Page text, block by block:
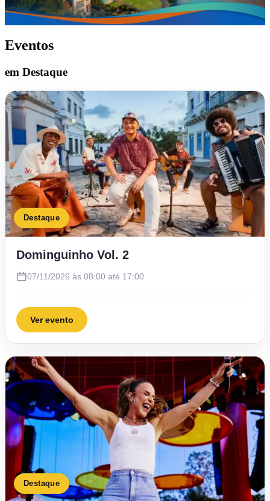
Eventos
em Destaque
Destaque
Dominguinho Vol. 2
07/11/2026 às 08:00 até 17:00
Ver evento
Destaque